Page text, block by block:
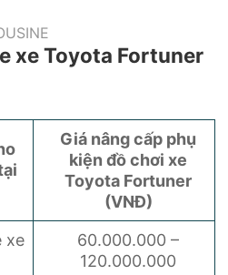
xe Toyota Fortuner
Giá nâng cấp phụ
kiện đồ chơi xe
Toyota Fortuner
(VNĐ)
xe
60.000.000 –
120.000.000